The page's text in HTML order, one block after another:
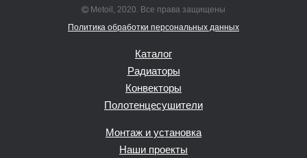
Metoil, 2020. Все права защищены
Политика обработки персональных данных
Каталог
Радиаторы
Конвекторы
Полотенцесушители
Монтаж и установка
Наши проекты